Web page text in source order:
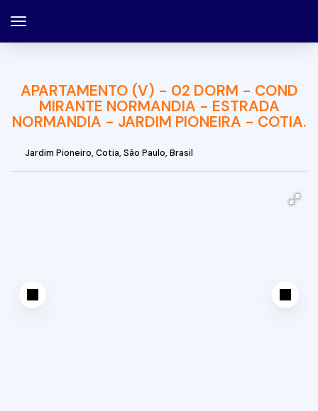
APARTAMENTO (V) - 02 DORM - COND
MIRANTE NORMANDIA - ESTRADA
NORMANDIA - JARDIM PIONEIRA - COTIA.
Jardim Pioneiro, Cotia, São Paulo, Brasil